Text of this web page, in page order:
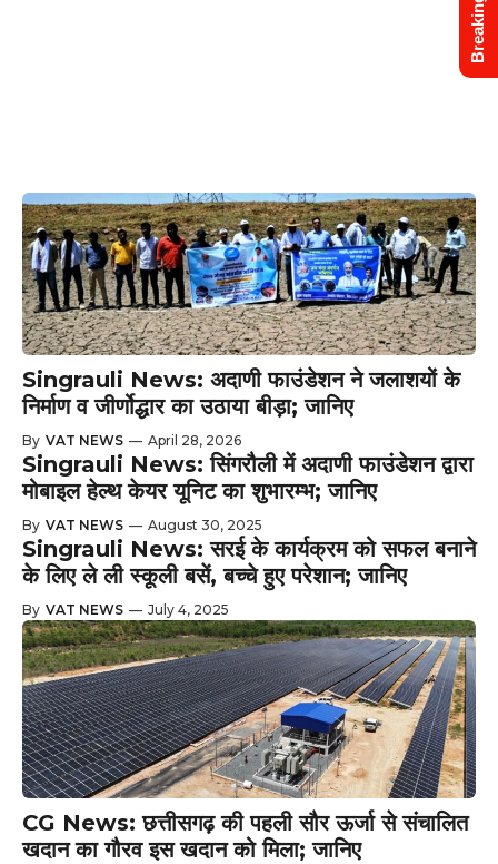
Singrauli News: अदाणी फाउंडेशन ने जलाशयों के
निर्माण व जीर्णोद्धार का उठाया बीड़ा; जानिए
By VAT NEWS — April 28, 2026
Singrauli News: सिंगरौली में अदाणी फाउंडेशन द्वारा
मोबाइल हेल्थ केयर यूनिट का शुभारम्भ; जानिए
By VAT NEWS — August 30, 2025
Singrauli News: सरई के कार्यक्रम को सफल बनाने
के लिए ले ली स्कूली बसें, बच्चे हुए परेशान; जानिए
By VAT NEWS — July 4, 2025
CG News: छत्तीसगढ़ की पहली सौर ऊर्जा से संचालित
खदान का गौरव इस खदान को मिला; जानिए